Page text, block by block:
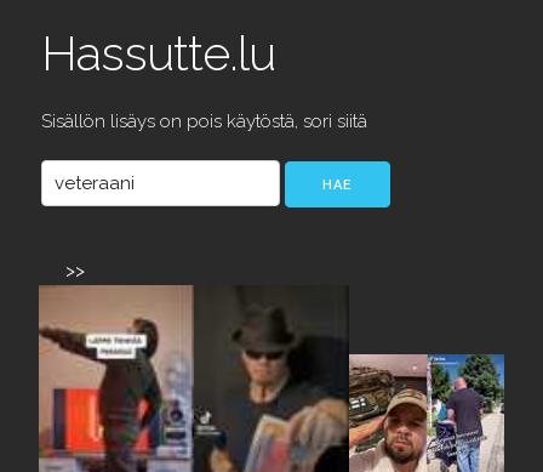
Hassutte.lu
Sisällön lisäys on pois käytöstä, sori siitä
>>